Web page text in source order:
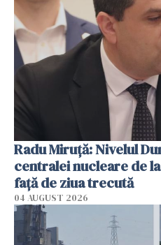
Radu Miruţă: Nivelul
centralei nucleare de
faţă de ziua trecută
04 AUGUST 2026